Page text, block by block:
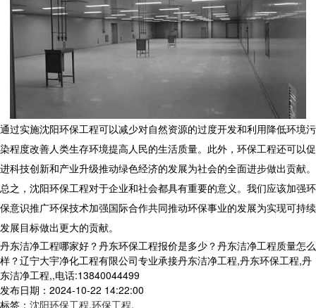
通过实施沈阳环保工程可以减少对自然资源的过度开发和利用降低环境污
染程度改善人类生存环境提高人民的生活质量。此外，环保工程还可以促
进科技创新和产业升级推动绿色经济的发展为社会的全面进步做出贡献。
总之，沈阳环保工程对于企业和社会都具有重要的意义。我们应该加强环
保意识推广环保技术加强国际合作共同推动环保事业的发展为实现可持续
发展目标做出更大的贡献。
丹东洁净工程哪家好？丹东环保工程报价是多少？丹东洁净工程质量怎么
样？辽宁大宇净化工程有限公司专业承接丹东洁净工程,丹东环保工程,丹
东洁净工程,,电话:13840044499
发布日期：2024-10-22 14:22:00
标签： 沈阳环保工程,环保工程,